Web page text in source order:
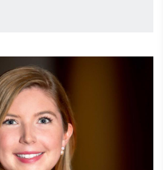
ステファノス（冠を戴く者）」に
ることに情熱を注ぐようになった
ク・フェスティバルズの副社長を
同組織は映画、テレビ、広告、そ
る世界最大級の国際アワードを主
ら1988年にかけての彼のリーダー
ーク・フェスティバルズはラジオ
野で新たなアワードを追加し、世
拡大した。